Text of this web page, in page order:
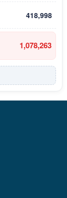
418,998
1,078,263